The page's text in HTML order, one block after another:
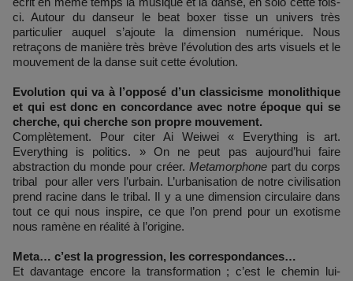
ci. Autour du danseur le beat boxer tisse un univers très
particulier auquel s’ajoute la dimension numérique. Nous
retraçons de manière très brève l’évolution des arts visuels et le
mouvement de la danse suit cette évolution.
Evolution qui va à l’opposé d’un classicisme monolithique
et qui est donc en concordance avec notre époque qui se
cherche, qui cherche son propre mouvement.
Complètement. Pour citer Ai Weiwei « Everything is art.
Everything is politics. » On ne peut pas aujourd’hui faire
abstraction du monde pour créer. Metamorphone part du corps
tribal pour aller vers l’urbain. L’urbanisation de notre civilisation
prend racine dans le tribal. Il y a une dimension circulaire dans
tout ce qui nous inspire, ce que l’on prend pour un exotisme
nous ramène en réalité à l’origine.
Meta… c’est la progression, les correspondances…
Et davantage encore la transformation ; c’est le chemin lui-